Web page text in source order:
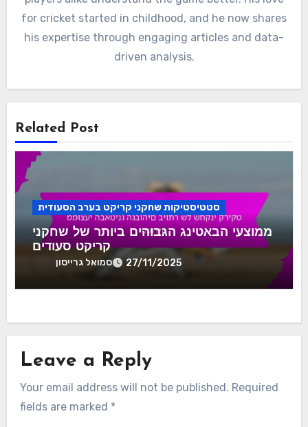
for cricket started in childhood, and he now shares
his expertise through engaging articles and data-
driven analysis.
Related Post
סטטיסטיקות שחקני קריקט בערב הסעודית
ממוצעי הבאטינג הגבוהים ביותר של שחקני
קריקט סעודים
סמואל גרייסון 27/11/2025
Leave a Reply
Your email address will not be published. Required
fields are marked *